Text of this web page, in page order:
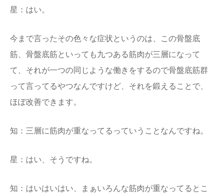
星：はい。
今まで言ったその色々な症状というのは、この骨盤底
筋、骨盤底筋といっても九つある筋肉が三層になって
て、それが一つの同じような働きをするので骨盤底筋群
って言ってるやつなんですけど、それを鍛えることで、
ほぼ改善できます。
知：三層に筋肉が重なってるっていうことなんですね。
星：はい、そうですね。
知：はいはいはい、まぁいろんな筋肉が重なってるとこ